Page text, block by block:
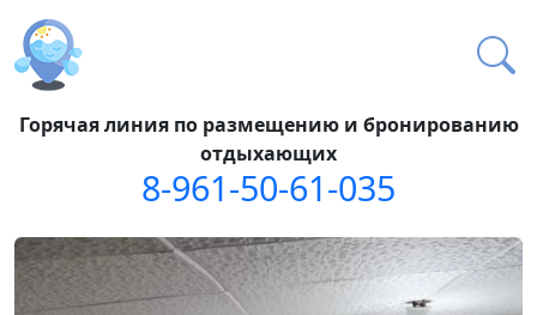
Горячая линия по размещению и бронированию
отдыхающих
8-961-50-61-035